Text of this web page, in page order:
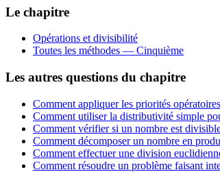
Le chapitre
Opérations et divisibilité
Toutes les méthodes — Cinquième
Les autres questions du chapitre
Comment appliquer les priorités
Comment utiliser la distributivité simple
Comment vérifier si un nombre est
Comment décomposer un nombre en
Comment effectuer une division
Comment résoudre un problème faisant